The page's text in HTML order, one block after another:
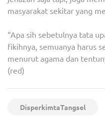
masyarakat sekitar yang
“Apa sih sebetulnya tata
fikihnya, semuanya harus
menurut agama dan
(red)
DisperkimtaTangsel